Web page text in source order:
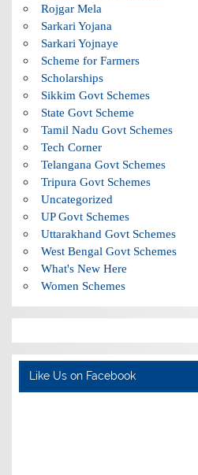
Rojgar Mela
Sarkari Yojana
Sarkari Yojnaye
Scheme for Farmers
Scholarships
Sikkim Govt Schemes
State Govt Scheme
Tamil Nadu Govt Schemes
Tech Corner
Telangana Govt Schemes
Tripura Govt Schemes
Uncategorized
UP Govt Schemes
Uttarakhand Govt Schemes
West Bengal Govt Schemes
What's New Here
Women Schemes
Like Us on Facebook